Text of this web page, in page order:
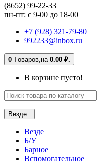
(8652) 99-22-33
пн-пт: с 9-00 до 18-00
+7 (928) 321-79-80
992233@inbox.ru
0 Tоваров, на 0.00 ₽.
В корзине пусто!
Везде
Везде
Б/У
Барное
Вспомогательное